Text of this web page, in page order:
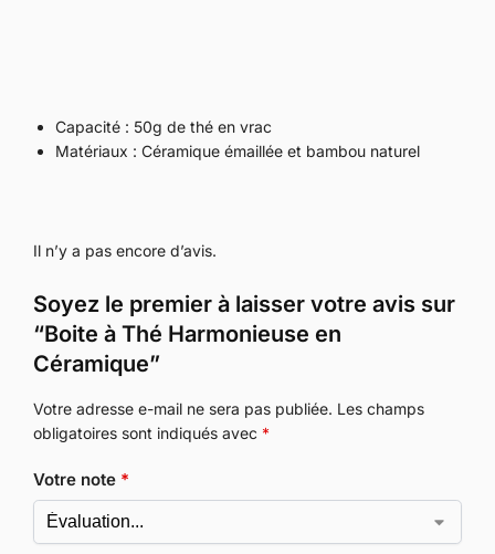
Capacité : 50g de thé en vrac
Matériaux : Céramique émaillée et bambou naturel
Il n’y a pas encore d’avis.
Soyez le premier à laisser votre avis sur
“Boite à Thé Harmonieuse en
Céramique”
Votre adresse e-mail ne sera pas publiée. Les champs
obligatoires sont indiqués avec *
Votre note *